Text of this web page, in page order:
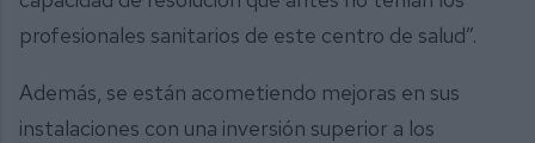
profesionales sanitarios de este centro de salud”.
Además, se están acometiendo mejoras en sus
instalaciones con una inversión superior a los